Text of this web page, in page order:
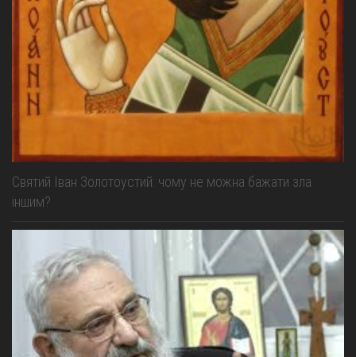
Святий Іван Золотоустий: чому не можна бажати зла
іншим?